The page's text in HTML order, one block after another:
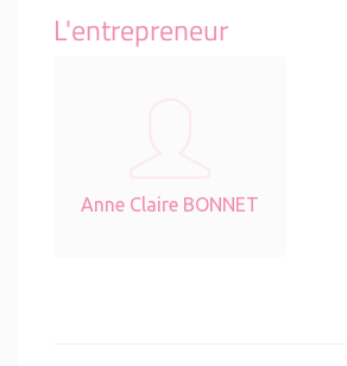
L'entrepreneur
Anne Claire BONNET